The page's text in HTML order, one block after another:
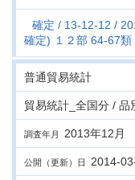
確定 13-12-12
確定) １２部 64-67類
普通貿易統計
貿易統計_全国分 / 品
調査年月 2013年12月
公開（更新）日 2014-